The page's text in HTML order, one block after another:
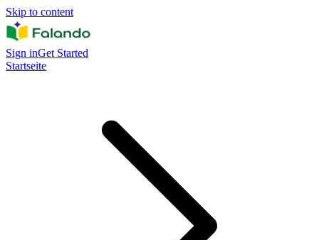
Skip to content
Sign inGet Started
Startseite